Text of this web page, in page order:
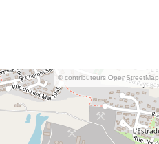
© contributeurs OpenStreetMap